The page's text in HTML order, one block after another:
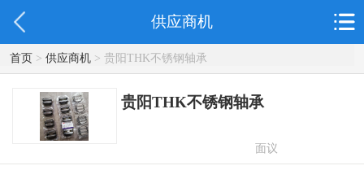
供应商机
首页> 供应商机> 贵阳THK不锈钢轴承
贵阳THK不锈钢轴承
面议